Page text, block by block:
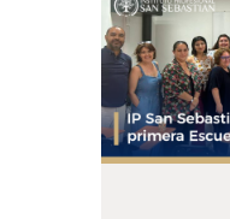
CONTINUA